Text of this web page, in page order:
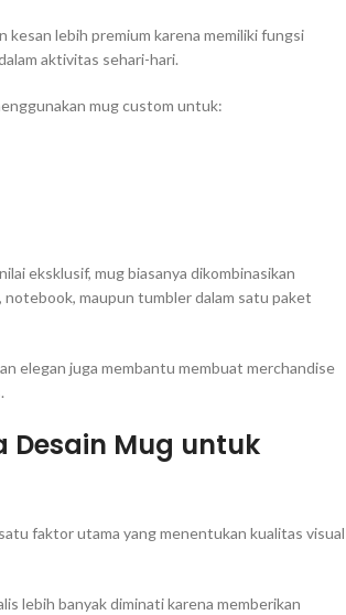
kesan lebih premium karena memiliki fungsi
aktivitas sehari-hari.
mug custom untuk:
eksklusif, mug biasanya dikombinasikan
notebook, maupun tumbler dalam satu paket
elegan juga membantu membuat merchandise
Desain Mug untuk
faktor utama yang menentukan kualitas visual
lebih banyak diminati karena memberikan